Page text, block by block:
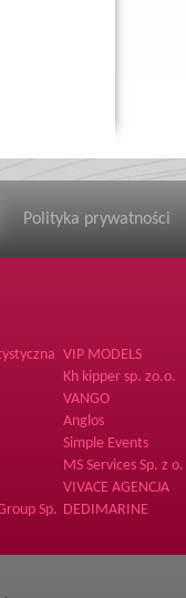
Polityka prywatności
VIP MODELS
Kh kipper sp. zo.o.
VANGO
Anglos
Simple Events
MS Services Sp. z o.
o.
VIVACE AGENCJA
HOSTESS I MODELEK
Sp. DEDIMARINE